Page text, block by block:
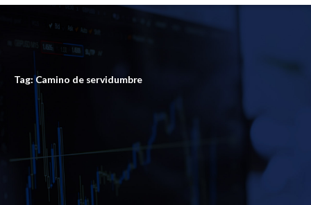
Tag: Camino de servidumbre